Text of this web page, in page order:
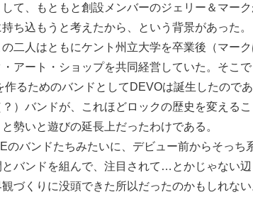
て、もともと創設メンバーのジェリー＆マー
ち込もうと考えたから、という背景があった。
二人はともにケント州立大学を卒業後（マー
アート・ショップを共同経営していた。そこ
作るためのバンドとしてDEVOは誕生したので
）バンドが、これほどロックの歴史を変える
勢いと遊びの延長上だったわけである。
のバンドたちみたいに、デビュー前からそっち
バンドを組んで、注目されて…とかじゃない辺
づくりに没頭できた所以だったのかもしれない